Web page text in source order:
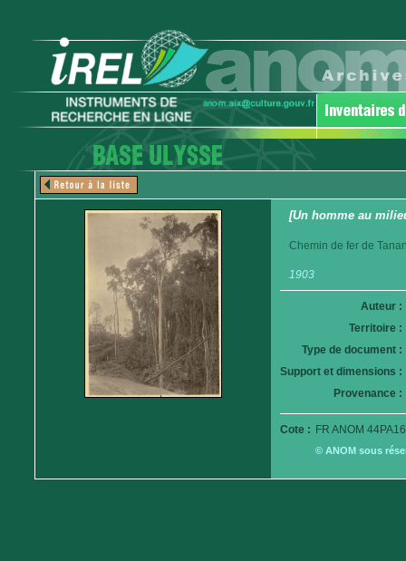
[Un homme au
Chemin de fer de
1903
Auteur :
Territoire :
Type de document :
Support et dimensions :
Provenance :
Cote : FR ANOM
© ANOM sous